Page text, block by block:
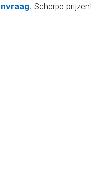
. Scherpe prijzen!